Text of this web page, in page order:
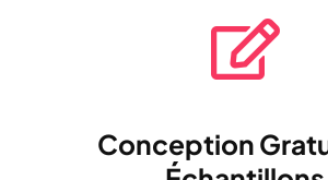
Conception